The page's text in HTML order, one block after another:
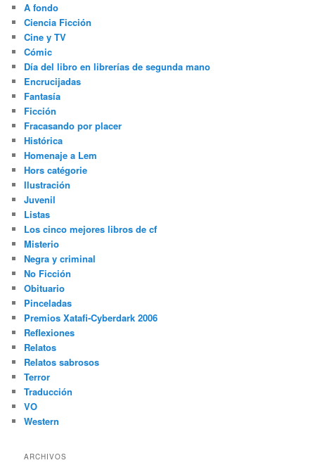
A fondo
Ciencia Ficción
Cine y TV
Cómic
Día del libro en librerías de segunda mano
Encrucijadas
Fantasía
Ficción
Fracasando por placer
Histórica
Homenaje a Lem
Hors catégorie
Ilustración
Juvenil
Listas
Los cinco mejores libros de cf
Misterio
Negra y criminal
No Ficción
Obituario
Pinceladas
Premios Xatafi-Cyberdark 2006
Reflexiones
Relatos
Relatos sabrosos
Terror
Traducción
VO
Western
ARCHIVOS